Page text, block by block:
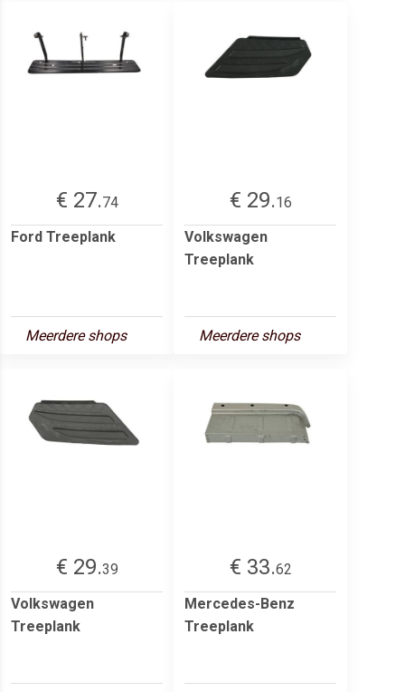
€ 27.74
Ford Treeplank
Meerdere shops
€ 29.16
Volkswagen
Treeplank
Meerdere shops
€ 29.39
Volkswagen
Treeplank
€ 33.62
Mercedes-Benz
Treeplank